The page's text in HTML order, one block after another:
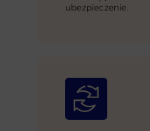
ubezpieczenie.